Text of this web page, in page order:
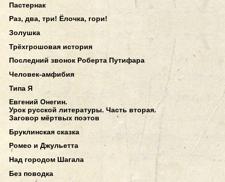
Пастернак
Раз, два, три! Ёлочка, гори!
Золушка
Трёхгрошовая история
Последний звонок Роберта Путифара
Человек-амфибия
Типа Я
Евгений Онегин.
Урок русской литературы. Часть вторая.
Заговор мёртвых поэтов
Бруклинская сказка
Ромео и Джульетта
Над городом Шагала
Без поводка